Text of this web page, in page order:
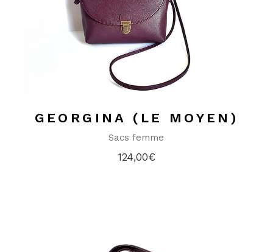
GEORGINA (LE MOYEN)
Sacs femme
124,00€